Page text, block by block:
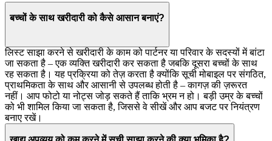
बच्चों के साथ खरीदारी को कैसे आसान बनाएं?
लिस्ट साझा करने से खरीदारी के काम को पार्टनर या परिवार के सदस्यों में बांटा
जा सकता है – एक व्यक्ति खरीदारी कर सकता है जबकि दूसरा बच्चों के साथ
रह सकता है। यह प्रक्रिया को तेज़ करता है क्योंकि सूची मोबाइल पर संगठित,
प्राथमिकता के साथ और आसानी से उपलब्ध होती है – कागज़ की ज़रूरत
नहीं। आप फोटो या नोट्स जोड़ सकते हैं ताकि भ्रम न हो। बड़ी उम्र के बच्चों
को भी शामिल किया जा सकता है, जिससे वे सीखें और आप बजट पर नियंत्रण
बनाए रखें।